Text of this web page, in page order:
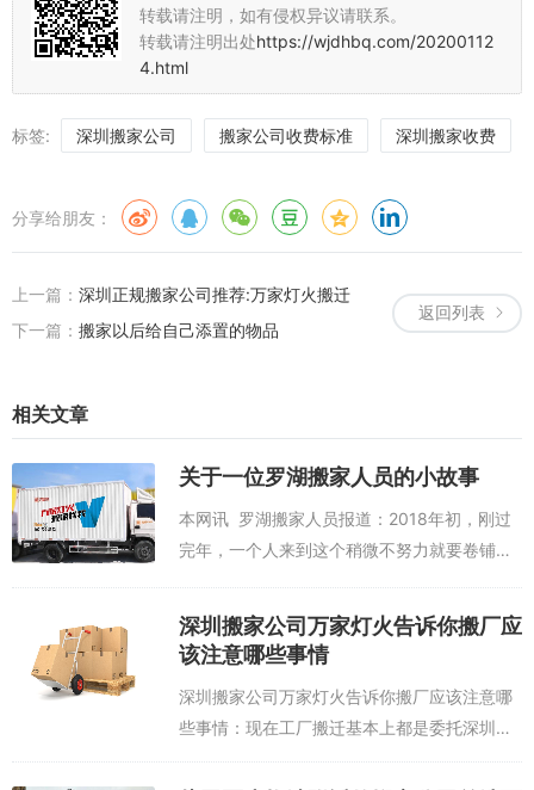
转载请注明，如有侵权异议请联系。
转载请注明出处https://wjdhbq.com/20200112
4.html
标签: 深圳搬家公司 搬家公司收费标准 深圳搬家收费
分享给朋友：
返回列表
上一篇： 深圳正规搬家公司推荐:万家灯火搬迁
下一篇： 搬家以后给自己添置的物品
相关文章
关于一位罗湖搬家人员的小故事
本网讯 罗湖搬家人员报道：2018年初，刚过
完年，一个人来到这个稍微不努力就要卷铺盖
这个城市是又爱又恨，因为它又是你只要努力
就可以改变自己命运的地方...
深圳搬家公司万家灯火告诉你搬厂应
该注意哪些事情
深圳搬家公司万家灯火告诉你搬厂应该注意哪
些事情：现在工厂搬迁基本上都是委托深圳搬
厂公司办理的,利用深圳搬厂的专业技术倒是一